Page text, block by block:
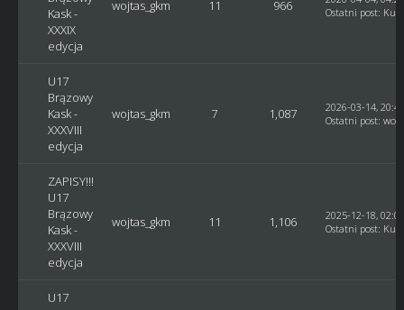
Kask -
XXXIX
edycja
wojtas_gkm 11 966
Ostatni post: Kusy
U17
Brązowy
Kask -
XXXVIII
edycja
wojtas_gkm 7 1,087
2026-03-14,
Ostatni post:
ZAPISY!!!
U17
Brązowy
Kask -
XXXVIII
edycja
wojtas_gkm 11 1,106
2025-12-18,
Ostatni post: Kusy
U17